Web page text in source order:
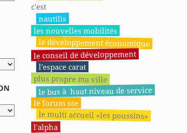
c'est
nautilis
les nouvelles mobilités
le développement économique
le conseil de développement
l'espace carat
plus propre ma ville
le bus à haut niveau de service
le forum sse
le multi accueil «les poussins»
l'alpha